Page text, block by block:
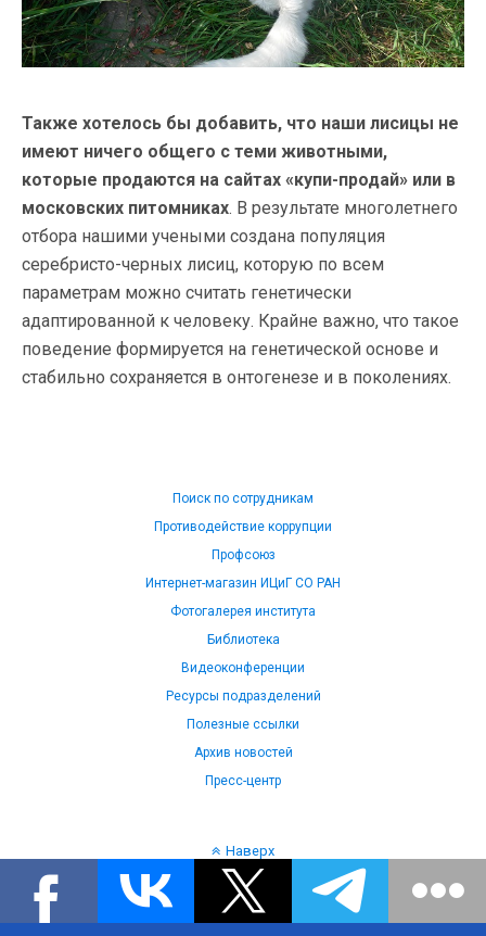
Также хотелось бы добавить, что наши лисицы не
имеют ничего общего с теми животными,
которые продаются на сайтах «купи-продай» или в
московских питомниках. В результате многолетнего
отбора нашими учеными создана популяция
серебристо-черных лисиц, которую по всем
параметрам можно считать генетически
адаптированной к человеку. Крайне важно, что такое
поведение формируется на генетической основе и
стабильно сохраняется в онтогенезе и в поколениях.
Поиск по сотрудникам
Противодействие коррупции
Профсоюз
Интернет-магазин ИЦиГ СО РАН
Фотогалерея института
Библиотека
Видеоконференции
Ресурсы подразделений
Полезные ссылки
Архив новостей
Пресс-центр
Наверх